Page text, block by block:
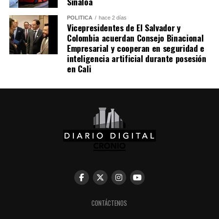
acompañaron el inicio de esta nueva etapa de gobierno.
POLÍTICA hace 2 días
Vicepresidentes de El Salvador y
Colombia acuerdan Consejo Binacional
Empresarial y cooperan en seguridad e
inteligencia artificial durante posesión
en Cali
CONTÁCTENOS